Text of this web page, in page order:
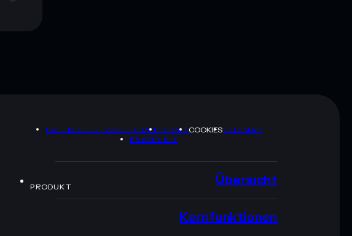
DATENSCHUTZRICHTLINIETERMSCOOKIESSITEMAP
BRAND-KIT
PRODUKT Übersicht
Kernfunktionen